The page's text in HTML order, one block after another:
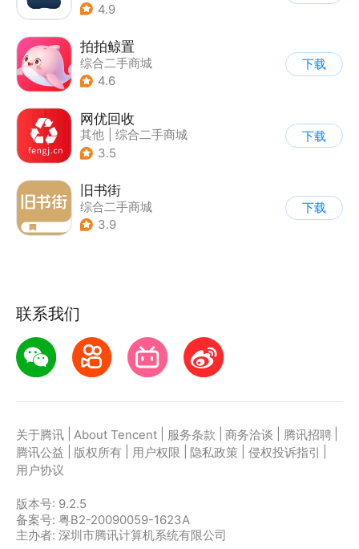
4.9
拍拍鲸置
综合二手商城
4.6
下载
网优回收
其他
综合二手商城
3.5
下载
旧书街
综合二手商城
3.9
下载
联系我们
关于腾讯 About Tencent 服务条款 商务洽谈 腾讯招聘
腾讯公益
版权所有 用户权限 隐私政策 侵权投诉指引
用户协议
版本号: 9.2.5
备案号: 粤B2-20090059-1623A
主办者: 深圳市腾讯计算机系统有限公司